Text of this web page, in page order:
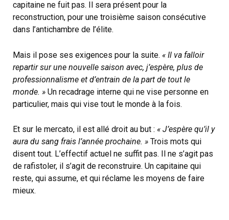
capitaine ne fuit pas. Il sera présent pour la
reconstruction, pour une troisième saison consécutive
dans l’antichambre de l’élite.
Mais il pose ses exigences pour la suite. « Il va falloir
repartir sur une nouvelle saison avec, j’espère, plus de
professionnalisme et d’entrain de la part de tout le
monde. » Un recadrage interne qui ne vise personne en
particulier, mais qui vise tout le monde à la fois.
Et sur le mercato, il est allé droit au but : « J’espère qu’il y
aura du sang frais l’année prochaine. » Trois mots qui
disent tout. L’effectif actuel ne suffit pas. Il ne s’agit pas
de rafistoler, il s’agit de reconstruire. Un capitaine qui
reste, qui assume, et qui réclame les moyens de faire
mieux.